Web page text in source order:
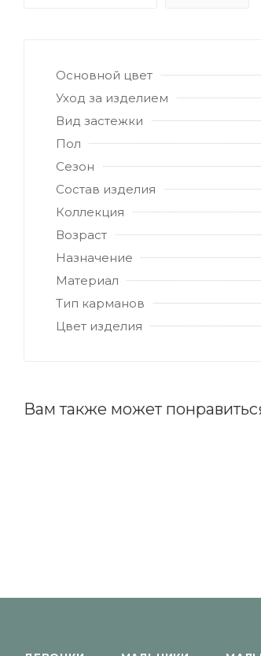
Основной цвет
Уход за изделием
Вид застежки
Пол
Сезон
Состав изделия
Коллекция
Возраст
Назначение
Материал
Тип карманов
Цвет изделия
Вам также может